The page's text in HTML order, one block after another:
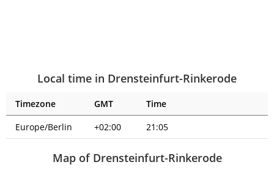
Local time in Drensteinfurt-Rinkerode
Timezone GMT
Time
Europe/Berlin
+02:00 21:05
Map of Drensteinfurt-Rinkerode